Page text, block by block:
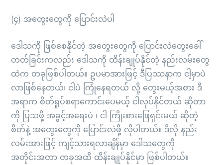
(၄) အတွေးတွေကို ပြောင်းလဲပါ
ဒေါသကို ဖြစ်စေနိုင်တဲ့ အတွေးတွေကို ပြောင်းလဲတွေးခေါ်
တတ်ခြင်းကလည်း ဒေါသကို ထိန်းချုပ်နိုင်တဲ့ နည်းလမ်းတွေ
ထဲက တခုဖြစ်ပါတယ်။ ဥပမာအားဖြင့် ဒီပြဿနာက ငါ့မှာပဲ
လာဖြစ်နေတယ်၊ ငါပဲ ကြုံနေရတယ် လို့ တွေးမယ့်အစား ဒီ
အရာက စိတ်ရှုပ်စရာကောင်းပေမယ့် ငါလုပ်နိုင်တယ် ဆိုတာ
ကို ပြသဖို့ အခွင့်အရေးပဲ ၊ ငါ ကြိုးစားဖြေရှင်းမယ် ဆိုတဲ့
စိတ်နဲ့ အတွေးတွေကို ပြောင်းလဲဖို့ လိုပါတယ်။ ဒီလို နည်း
လမ်းအားဖြင့် ကျင့်သားရလာချိန်မှာ ဒေါသတွေကို
အတိုင်းအတာ တခုအထိ ထိန်းချုပ်နိုင်မှာ ဖြစ်ပါတယ်။